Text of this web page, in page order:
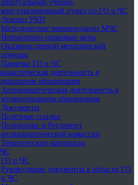
Виртуальный учебно-
консультационный пункт по ГО и ЧС
Лекции УКП
Методические рекомендации МЧС
Нормативно-правовые акты
Оказание первой медицинской
помощи
Памятки ГО и ЧС
деятельность в
образовании
Антинаркотическая деятельность в
муниципальном образовании
Документы
Полезные ссылки
Положение и Регламент
антинаркотической комиссии
Тематические материалы
ГО и ЧС
Руководящие документы в области ГО
и ЧС